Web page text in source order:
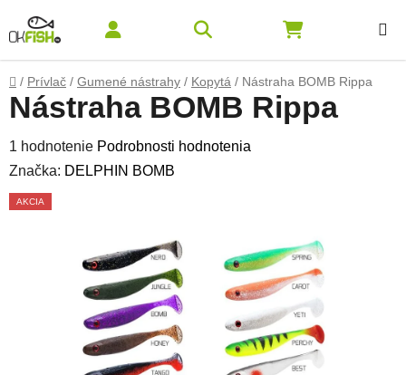
NÁKUPNÝ
Domov
/ Prívlač / Gumené nástrahy / Kopytá / Nástraha BOMB Rippa
Nástraha BOMB Rippa
Priemerné hodnotenie produktu je 5,0 z 5 hviezdičiek.
1 hodnotenie Podrobnosti hodnotenia
Značka: DELPHIN BOMB
AKCIA